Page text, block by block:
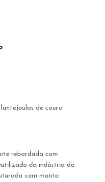
de couro
rebordada com
da indústria da
com manta